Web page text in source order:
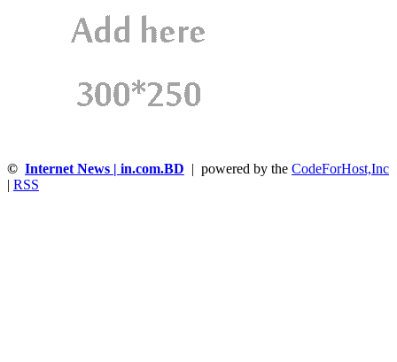
© Internet News | in.com.BD | powered by the CodeForHost,Inc
| RSS